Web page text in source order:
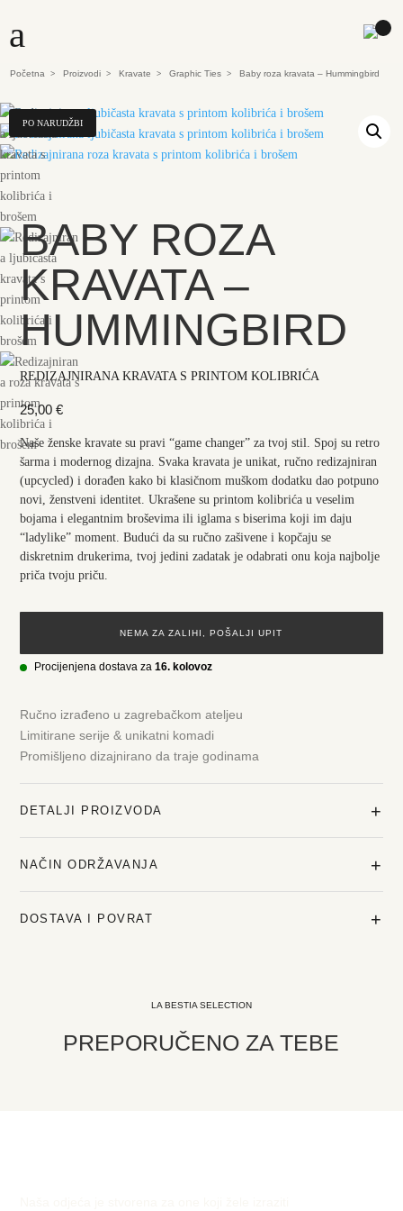
a
Početna > Proizvodi > Kravate > Graphic Ties > Baby roza kravata – Hummingbird
PO NARUDŽBI
BABY ROZA
KRAVATA –
HUMMINGBIRD
REDIZAJNIRANA KRAVATA S PRINTOM KOLIBRIĆA
25,00€
Naše ženske kravate su pravi “game changer” za tvoj stil. Spoj su retro
šarma i modernog dizajna. Svaka kravata je unikat, ručno redizajniran
(upcycled) i dorađen kako bi klasičnom muškom dodatku dao potpuno
novi, ženstveni identitet. Ukrašene su printom kolibrića u veselim
bojama i elegantnim broševima ili iglama s biserima koji im daju
“ladylike” moment. Budući da su ručno zašivene i kopčaju se
diskretnim drukerima, tvoj jedini zadatak je odabrati onu koja najbolje
priča tvoju priču.
NEMA ZA ZALIHI, POŠALJI UPIT
Procijenjena dostava za16. kolovoz
Ručno izrađeno u zagrebačkom ateljeu
Limitirane serije & unikatni komadi
Promišljeno dizajnirano da traje godinama
DETALJI PROIZVODA +
NAČIN ODRŽAVANJA +
DOSTAVA I POVRAT +
LA BESTIA SELECTION
PREPORUČENO ZA TEBE